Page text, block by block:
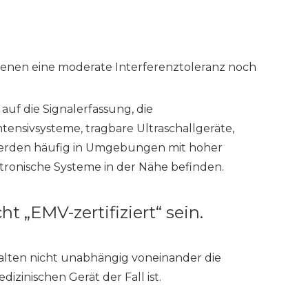
eine moderate Interferenztoleranz noch
die Signalerfassung, die
tragbare Ultraschallgeräte,
häufig in Umgebungen mit hoher
Systeme in der Nähe befinden.
„EMV-zertifiziert“ sein.
nicht unabhängig voneinander die
Gerät der Fall ist.